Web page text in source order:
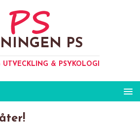
PS
UTVECKLING & PSYKOLOGI